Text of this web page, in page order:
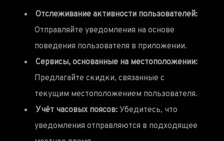
Отслеживание активности пользователей:
Отправляйте уведомления на основе
поведения пользователя в приложении.
Сервисы, основанные на местоположении:
Предлагайте скидки, связанные с
текущим местоположением пользователя.
Учёт часовых поясов: Убедитесь, что
уведомления отправляются в подходящее